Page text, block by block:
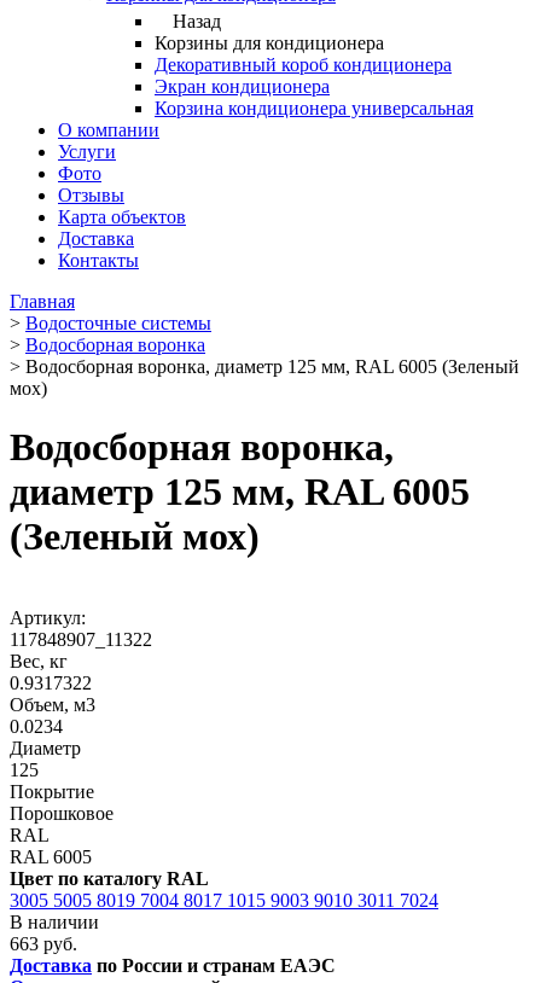
Назад
Корзины для кондиционера
Декоративный короб кондиционера
Экран кондиционера
Корзина кондиционера универсальная
О компании
Услуги
Фото
Отзывы
Карта объектов
Доставка
Контакты
Главная
> Водосточные системы
> Водосборная воронка
> Водосборная воронка, диаметр 125 мм, RAL 6005 (Зеленый
мох)
Водосборная воронка,
диаметр 125 мм, RAL 6005
(Зеленый мох)
Артикул:
117848907_11322
Вес, кг
0.9317322
Объем, м3
0.0234
Диаметр
125
Покрытие
Порошковое
RAL
RAL 6005
Цвет по каталогу RAL
3005 5005 8019 7004 8017 1015 9003 9010 3011 7024
В наличии
663 руб.
Доставка по России и странам ЕАЭС